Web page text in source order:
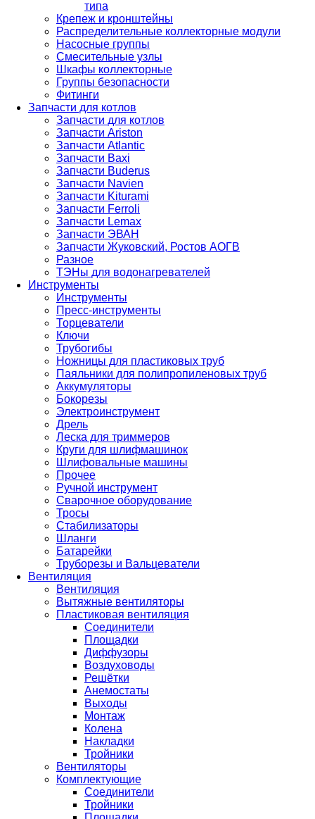
типа
Крепеж и кронштейны
Распределительные коллекторные модули
Насосные группы
Смесительные узлы
Шкафы коллекторные
Группы безопасности
Фитинги
Запчасти для котлов
Запчасти для котлов
Запчасти Ariston
Запчасти Atlantic
Запчасти Baxi
Запчасти Buderus
Запчасти Navien
Запчасти Kiturami
Запчасти Ferroli
Запчасти Lemax
Запчасти ЭВАН
Запчасти Жуковский, Ростов АОГВ
Разное
ТЭНы для водонагревателей
Инструменты
Инструменты
Пресс-инструменты
Торцеватели
Ключи
Трубогибы
Ножницы для пластиковых труб
Паяльники для полипропиленовых труб
Аккумуляторы
Бокорезы
Электроинструмент
Дрель
Леска для триммеров
Круги для шлифмашинок
Шлифовальные машины
Прочее
Ручной инструмент
Сварочное оборудование
Тросы
Стабилизаторы
Шланги
Батарейки
Труборезы и Вальцеватели
Вентиляция
Вентиляция
Вытяжные вентиляторы
Пластиковая вентиляция
Соединители
Площадки
Диффузоры
Воздуховоды
Решётки
Анемостаты
Выходы
Монтаж
Колена
Накладки
Тройники
Вентиляторы
Комплектующие
Соединители
Тройники